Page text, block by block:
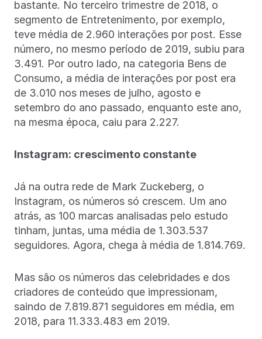
bastante. No terceiro trimestre de 2018, o
segmento de Entretenimento, por exemplo,
teve média de 2.960 interações por post. Esse
número, no mesmo período de 2019, subiu para
3.491. Por outro lado, na categoria Bens de
Consumo, a média de interações por post era
de 3.010 nos meses de julho, agosto e
setembro do ano passado, enquanto este ano,
na mesma época, caiu para 2.227.
Instagram: crescimento constante
Já na outra rede de Mark Zuckeberg, o
Instagram, os números só crescem. Um ano
atrás, as 100 marcas analisadas pelo estudo
tinham, juntas, uma média de 1.303.537
seguidores. Agora, chega à média de 1.814.769.
Mas são os números das celebridades e dos
criadores de conteúdo que impressionam,
saindo de 7.819.871 seguidores em média, em
2018, para 11.333.483 em 2019.